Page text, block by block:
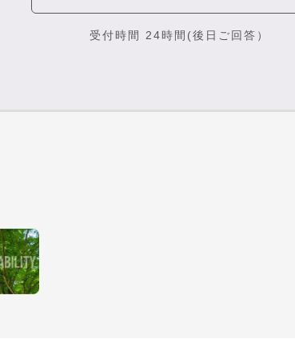
受付時間 24時間(後日ご回答）